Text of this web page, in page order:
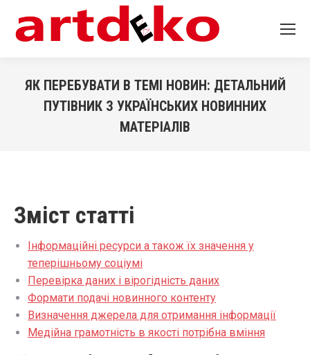
ЯК ПЕРЕБУВАТИ В ТЕМІ НОВИН: ДЕТАЛЬНИЙ
ПУТІВНИК З УКРАЇНСЬКИХ НОВИННИХ
МАТЕРІАЛІВ
Зміст статті
Інформаційні ресурси а також їх значення у
теперішньому соціумі
Перевірка даних і вірогідність даних
Формати подачі новинного контенту
Визначення джерела для отримання інформації
Медійна грамотність в якості потрібна вміння